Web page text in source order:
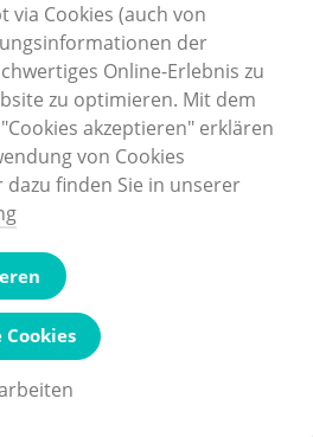
unsere Vielfalt
via Cookies (auch von
der
Online-Erlebnis zu
zu optimieren. Mit dem
akzeptieren" erklären
von Cookies
finden Sie in unserer